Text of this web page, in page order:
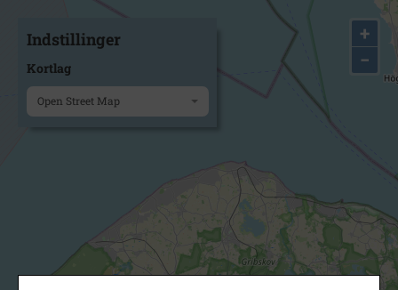
+
−
Indstillinger
Kortlag
Open Street Map